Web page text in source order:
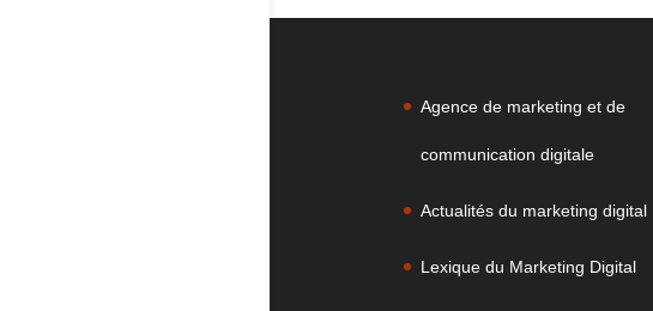
Agence de marketing et de
communication digitale
Actualités du marketing digital
Lexique du Marketing Digital